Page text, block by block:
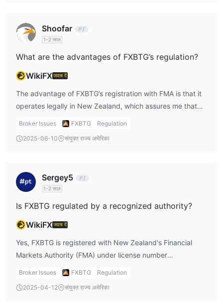
Shoofar
1-2 साल
What are the advantages of FXBTG’s regulation?
WikiFXजवाब दें
The advantage of FXBTG’s registration with FMA is that it
operates legally in New Zealand, which assures me that
it's a legitimate broker. However, the Exceeded regulatory
oversight, and I remain vigilant about how FXBTG handles
Broker Issues FXBTG
Regulation
2025-06-10
संयुक्त राज्य अमेरिका
Sergey5
1-2 साल
Is FXBTG regulated by a recognized authority?
WikiFXजवाब दें
Yes, FXBTG is registered with New Zealand's Financial
Markets Authority (FMA) under license number
9429030613140. However, its regulatory status is marked
oversight as before. While I feel FXBTG is legitimate, I
Broker Issues FXBTG
Regulation
2025-04-12
संयुक्त राज्य अमेरिका